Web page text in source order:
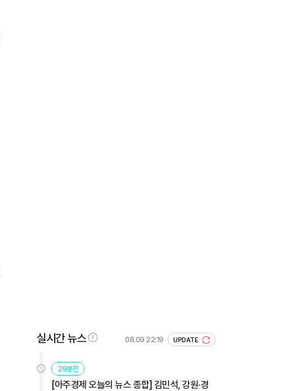
실시간 뉴스 08.09 22:19 UPDATE
29분전
[아주경제 오늘의 뉴스 종합] 김민석, 강원·경